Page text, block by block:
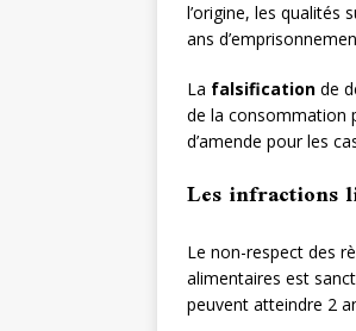
l’origine, les qualités
ans
La falsification de
de la consommation
d’amende pour les
Les infractions
Le non-respect des
alimentaires est
peuvent atteindre 2